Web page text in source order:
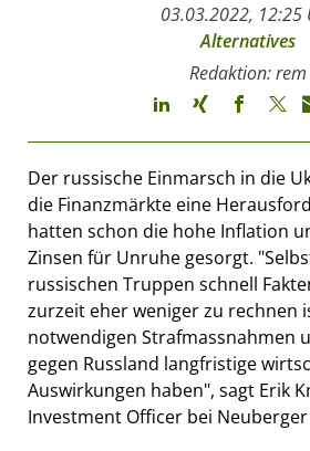
03.03.2022, 12:25
Alternatives
Redaktion: rem
Der russische Einmarsch in die
die Finanzmärkte eine
hatten schon die hohe Inflation
Zinsen für Unruhe gesorgt.
russischen Truppen schnell
zurzeit eher weniger zu rechnen
notwendigen Strafmassnahmen
gegen Russland langfristige
Auswirkungen haben", sagt Erik
Investment Officer bei